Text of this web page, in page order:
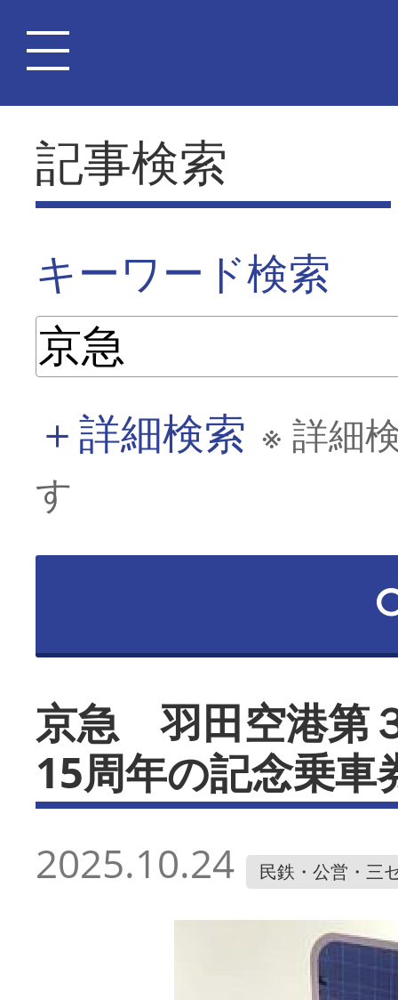
記事検索
キーワード検索
＋詳細検索 ※ 詳細
す
京急 羽田空港第
15周年の記念乗車
2025.10.24 民鉄・公営・三